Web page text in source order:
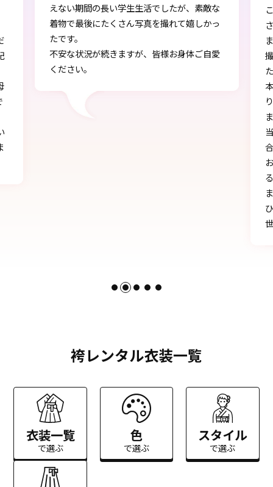
この度は、とても素敵な着物・袴をご提供下
さりありがとうございました。
また、早朝からの着付、ヘアアレンジ、写真
撮影もしていただき、ありがとうございまし
た。
袴レンタル衣装一覧
衣装一覧
で選ぶ
色
で選ぶ
スタイル
で選ぶ